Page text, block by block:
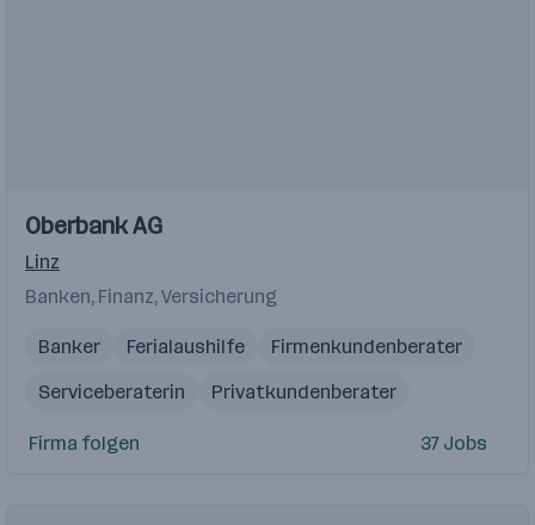
Einblicke
Oberbank AG
Linz
Banken, Finanz, Versicherung
Banker Ferialaushilfe
Firmenkundenberater
Serviceberaterin
Privatkundenberater
Firma folgen 37 Jobs